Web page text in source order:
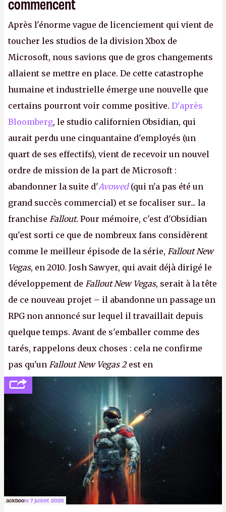
Après l'énorme vague de licenciement qui vient de
toucher les studios de la division Xbox de
Microsoft, nous savions que de gros changements
allaient se mettre en place. De cette catastrophe
humaine et industrielle émerge une nouvelle que
certains pourront voir comme positive. D'après
Bloomberg, le studio californien Obsidian, qui
aurait perdu une cinquantaine d'employés (un
quart de ses effectifs), vient de recevoir un nouvel
ordre de mission de la part de Microsoft :
abandonner la suite d'Avowed(qui n'a pas été un
grand succès commercial) et se focaliser sur... la
franchise Fallout. Pour mémoire, c'est d'Obsidian
qu'est sorti ce que de nombreux fans considèrent
comme le meilleur épisode de la série, Fallout New
Vegas, en 2010. Josh Sawyer, qui avait déjà dirigé le
développement de Fallout New Vegas, serait à la tête
de ce nouveau projet – il abandonne un passage un
RPG non annoncé sur lequel il travaillait depuis
quelque temps. Avant de s'emballer comme des
tarés, rappelons deux choses : cela ne confirme
pas qu'un Fallout New Vegas 2est en
développement (pour ce que l'on sait, ils bossent
peut-être sur
Fallout Football ou
Fallout vs. Les
Lapins Crétins) et l'Obsidian d'aujourd'hui n'est plus
le même studio qu'il y a 15 ans. Mais bon, OK, on
peut commencer à fantasmer.A.
ackboole 7 juillet 2026